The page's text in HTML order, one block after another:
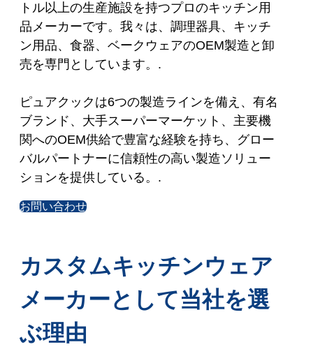
トル以上の生産施設を持つプロのキッチン用
品メーカーです。我々は、調理器具、キッチ
ン用品、食器、ベークウェアのOEM製造と卸
売を専門としています。.
ピュアクックは6つの製造ラインを備え、有名
ブランド、大手スーパーマーケット、主要機
関へのOEM供給で豊富な経験を持ち、グロー
バルパートナーに信頼性の高い製造ソリュー
ションを提供している。.
お問い合わせ
カスタムキッチンウェア
メーカーとして当社を選
ぶ理由